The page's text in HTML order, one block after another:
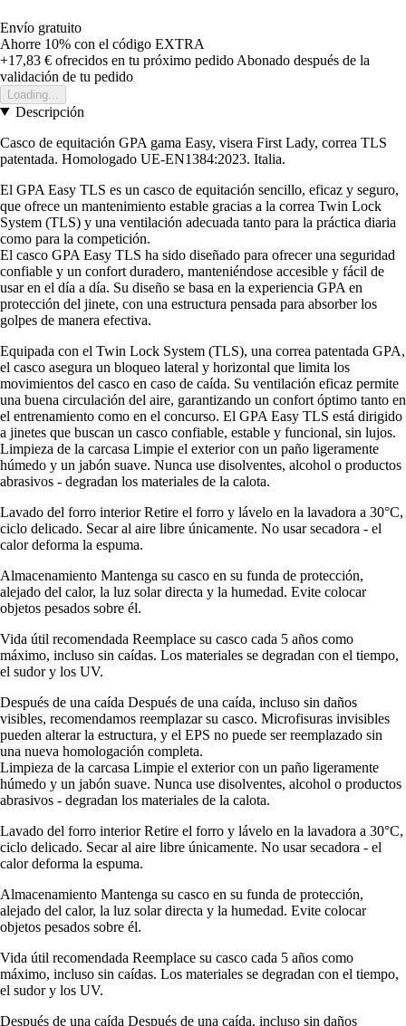
Envío gratuito
Ahorre 10% con el código EXTRA
+17,83 € ofrecidos en tu próximo pedido Abonado después de la
validación de tu pedido
Loading...
Descripción
Casco de equitación GPA gama Easy, visera First Lady, correa TLS
patentada. Homologado UE-EN1384:2023. Italia.
El GPA Easy TLS es un casco de equitación sencillo, eficaz y seguro,
que ofrece un mantenimiento estable gracias a la correa Twin Lock
System (TLS) y una ventilación adecuada tanto para la práctica diaria
como para la competición.
El casco GPA Easy TLS ha sido diseñado para ofrecer una seguridad
confiable y un confort duradero, manteniéndose accesible y fácil de
usar en el día a día. Su diseño se basa en la experiencia GPA en
protección del jinete, con una estructura pensada para absorber los
golpes de manera efectiva.
Equipada con el Twin Lock System (TLS), una correa patentada GPA,
el casco asegura un bloqueo lateral y horizontal que limita los
movimientos del casco en caso de caída. Su ventilación eficaz permite
una buena circulación del aire, garantizando un confort óptimo tanto en
el entrenamiento como en el concurso. El GPA Easy TLS está dirigido
a jinetes que buscan un casco confiable, estable y funcional, sin lujos.
Limpieza de la carcasa Limpie el exterior con un paño ligeramente
húmedo y un jabón suave. Nunca use disolventes, alcohol o productos
abrasivos - degradan los materiales de la calota.
Lavado del forro interior Retire el forro y lávelo en la lavadora a 30°C,
ciclo delicado. Secar al aire libre únicamente. No usar secadora - el
calor deforma la espuma.
Almacenamiento Mantenga su casco en su funda de protección,
alejado del calor, la luz solar directa y la humedad. Evite colocar
objetos pesados sobre él.
Vida útil recomendada Reemplace su casco cada 5 años como
máximo, incluso sin caídas. Los materiales se degradan con el tiempo,
el sudor y los UV.
Después de una caída Después de una caída, incluso sin daños
visibles, recomendamos reemplazar su casco. Microfisuras invisibles
pueden alterar la estructura, y el EPS no puede ser reemplazado sin
una nueva homologación completa.
Limpieza de la carcasa Limpie el exterior con un paño ligeramente
húmedo y un jabón suave. Nunca use disolventes, alcohol o productos
abrasivos - degradan los materiales de la calota.
Lavado del forro interior Retire el forro y lávelo en la lavadora a 30°C,
ciclo delicado. Secar al aire libre únicamente. No usar secadora - el
calor deforma la espuma.
Almacenamiento Mantenga su casco en su funda de protección,
alejado del calor, la luz solar directa y la humedad. Evite colocar
objetos pesados sobre él.
Vida útil recomendada Reemplace su casco cada 5 años como
máximo, incluso sin caídas. Los materiales se degradan con el tiempo,
el sudor y los UV.
Después de una caída Después de una caída, incluso sin daños